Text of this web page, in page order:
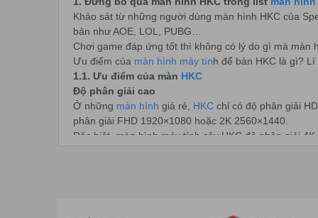
Khảo sát từ những người dùng màn hình HKC của
bản như AOE, LOL, PUBG…
Chơi game đáp ứng tốt thì không có lý do gì mà màn
Ưu điểm của màn hình máy tính để bàn HKC là gì?
1.1. Ưu điểm của màn HKC
Độ phân giải cao
Ở những màn hình giá rẻ, HKC chỉ có độ phân giải
phân giải FHD 1920×1080 hoặc 2K 2560×1440.
Đặc biệt, màn hình máy tính cây HKC độ phân giải
Màn hình HKC có tần số quét từ 60 – 240Hz thì